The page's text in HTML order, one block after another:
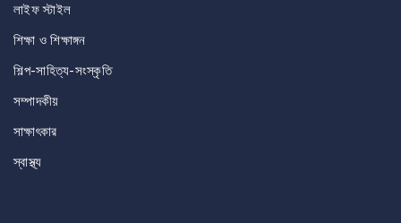
লাইফ স্টাইল
শিক্ষা ও শিক্ষাঙ্গন
শিল্প-সাহিত্য-সংস্কৃতি
সম্পাদকীয়
সাক্ষাৎকার
স্বাস্থ্য